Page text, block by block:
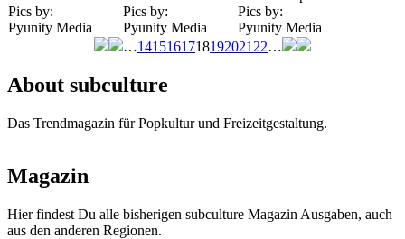
Pics by:
Pyunity Media
Pics by:
Pyunity Media
Pics by:
Pyunity Media
…1415161718192021 22…
About subculture
Das Trendmagazin für Popkultur und Freizeitgestaltung.
Magazin
Hier findest Du alle bisherigen subculture Magazin Ausgaben, auch
aus den anderen Regionen.